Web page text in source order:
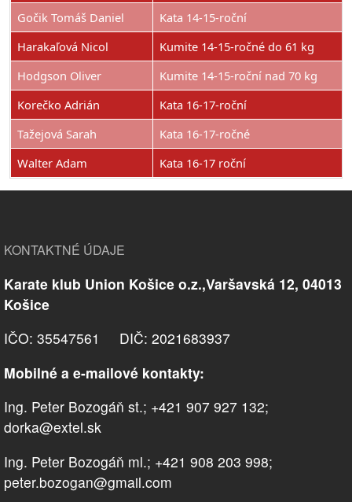
Gočik Tomáš Daniel
Kata 14-15-roční
Harakaľová Nicol
Kumite 14-15-ročné do 61 kg
Hodgson Oliver
Kumite 14-15-roční nad 70 kg
Korečko Adrián
Kata 16-17-roční
Tažejová Sarah
Kata 16-17-ročné
Walter Adam
Kata 16-17 roční
KONTAKTNÉ ÚDAJE
Karate klub Union Košice o.z.,Varšavská 12, 04013
Košice
IČO: 35547561 DIČ: 2021683937
Mobilné a e-mailové kontakty:
Ing. Peter Bozogáň st.; +421 907 927 132;
dorka@extel.sk
Ing. Peter Bozogáň ml.; +421 908 203 998;
peter.bozogan@gmail.com